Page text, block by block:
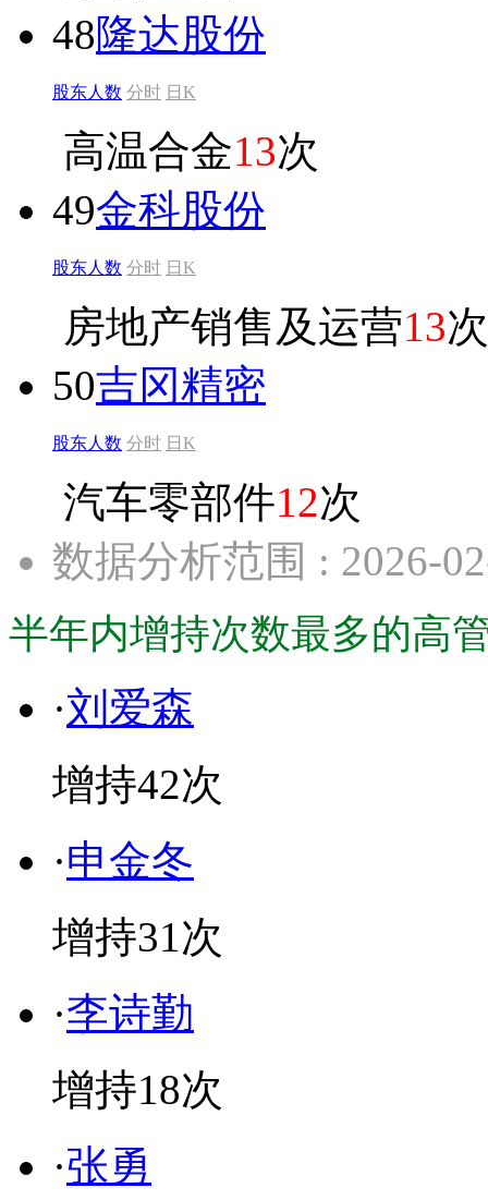
48隆达股份
股东人数 分时 日K
高温合金13次
49金科股份
股东人数 分时 日K
房地产销售及运营13次
50吉冈精密
股东人数 分时 日K
汽车零部件12次
数据分析范围 : 2026-
半年内增持次数最多的高管·
·刘爱森
增持42次
·申金冬
增持31次
·李诗勤
增持18次
·张勇